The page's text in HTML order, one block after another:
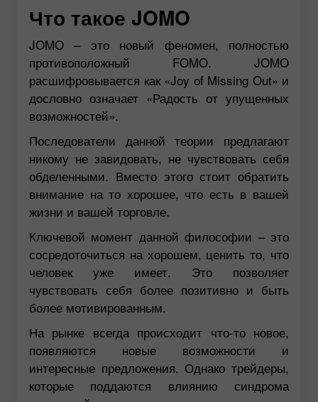
Что такое JOMO
JOMO – это новый феномен, полностью
противоположный FOMO. JOMO
расшифровывается как «Joy of Missing Out» и
дословно означает «Радость от упущенных
возможностей».
Последователи данной теории предлагают
никому не завидовать, не чувствовать себя
обделенными. Вместо этого стоит обратить
внимание на то хорошее, что есть в вашей
жизни и вашей торговле.
Ключевой момент данной философии – это
сосредоточиться на хорошем, ценить то, что
человек уже имеет. Это позволяет
чувствовать себя более позитивно и быть
более мотивированным.
На рынке всегда происходит что-то новое,
появляются новые возможности и
интересные предложения. Однако трейдеры,
которые поддаются влиянию синдрома